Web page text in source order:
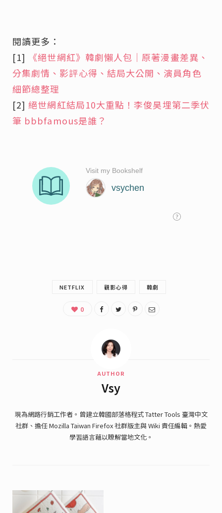
閱讀更多：
[1]
《絕世網紅》韓劇懶人包｜原著漫畫差異、
分集劇情、影評心得、結局大公開、演員角色
細節總整理
[2]絕世網紅結局10大重點！李俊昊埋第二季伏
筆 bbbfamous是誰？
NETFLIX 觀影心得 韓劇
0
AUTHOR
Vsy
現為網路行銷工作者。曾建立韓國部落格程式 Tatter Tools 臺灣中文
社群、擔任 Mozilla Taiwan Firefox 社群版主與 Wiki 責任編輯。熱愛
學習語言藉以瞭解當地文化。